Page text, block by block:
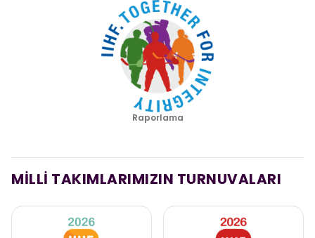
Raporlama
MİLLİ TAKIMLARIMIZIN TURNUVALARI